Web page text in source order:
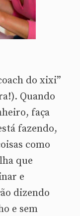
do xixi”
Quando
faça
fazendo,
como
que
e
dizendo
e sem